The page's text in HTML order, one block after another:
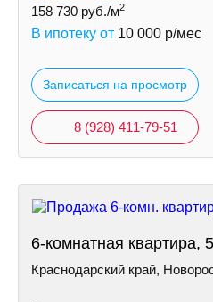
158 730 руб./м2
В ипотеку от 10 000 р/мес
Записаться на просмотр
8 (928) 411-79-51
6-комнатная квартира,
Краснодарский край,